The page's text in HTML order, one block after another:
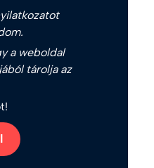
ot
a weboldal
tárolja az